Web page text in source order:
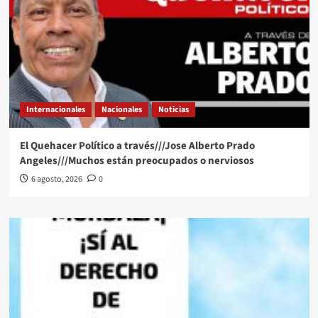
Internacionales Nacionales Noticias
El Quehacer Político a través///Jose Alberto Prado
Angeles///Muchos están preocupados o nerviosos
6 agosto, 2026 0